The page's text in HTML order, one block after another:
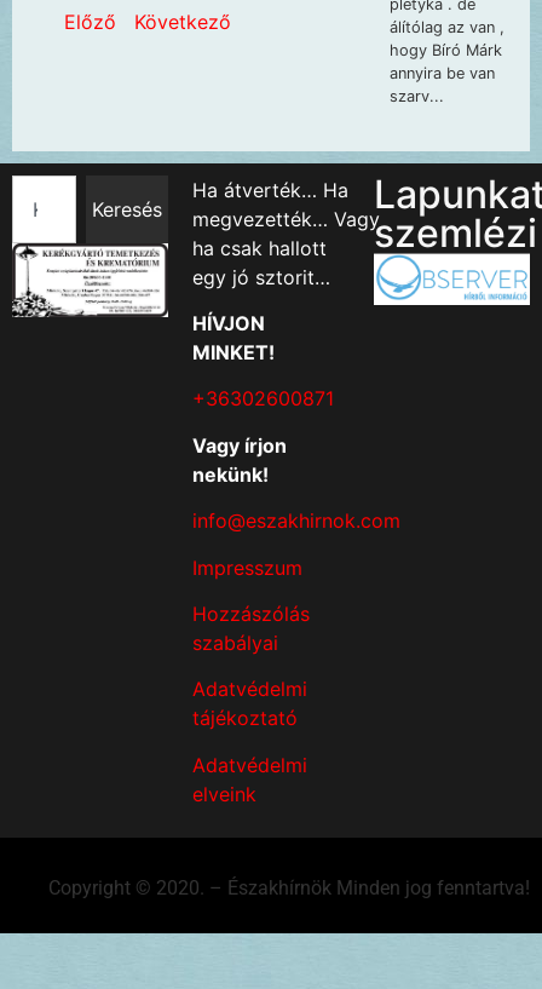
Előző Következő
Keresés
Ha átverték… Ha
megvezették… Vagy
ha csak hallott
egy jó sztorit…
HÍVJON
MINKET!
+36302600871
Vagy írjon
nekünk!
info@eszakhirnok.com
Impresszum
Hozzászólás
szabályai
Adatvédelmi
tájékoztató
Adatvédelmi
elveink
szemlézi
Copyright © 2020. – Északhírnök Minden jog fenntartva!